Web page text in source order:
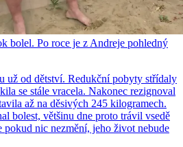
bolel. Po roce je z Andreje pohledný
už od dětství. Redukční pobyty střídaly
se stále vracela. Nakonec rezignoval
až na děsivých 245 kilogramech.
bolest, většinu dne proto trávil vsedě
pokud nic nezmění, jeho život nebude